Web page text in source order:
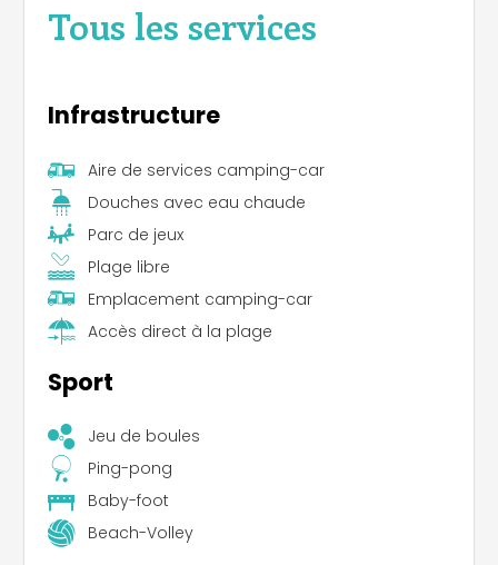
Tous les services
Infrastructure
Aire de services camping-car
Douches avec eau chaude
Parc de jeux
Plage libre
Emplacement camping-car
Accès direct à la plage
Sport
Jeu de boules
Ping-pong
Baby-foot
Beach-Volley